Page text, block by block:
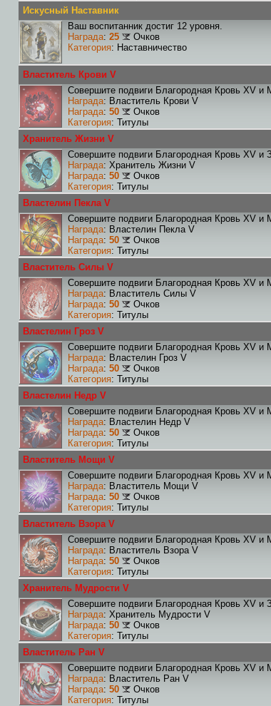
Искусный Наставник
Ваш воспитанник достиг 12 уровня.
Награда: 25
Очков
Категория: Наставничество
Властитель Крови V
Совершите подвиги Благородная Кровь XV и
Награда: Властитель Крови V
Награда: 50
Очков
Категория: Титулы
Хранитель Жизни V
Совершите подвиги Благородная Кровь XV и
Награда: Хранитель Жизни V
Награда: 50
Очков
Категория: Титулы
Властелин Пекла V
Совершите подвиги Благородная Кровь XV и
Награда: Властелин Пекла V
Награда: 50
Очков
Категория: Титулы
Властитель Силы V
Совершите подвиги Благородная Кровь XV и
Награда: Властитель Силы V
Награда: 50
Очков
Категория: Титулы
Властелин Гроз V
Совершите подвиги Благородная Кровь XV и
Награда: Властелин Гроз V
Награда: 50
Очков
Категория: Титулы
Властелин Недр V
Совершите подвиги Благородная Кровь XV и
Награда: Властелин Недр V
Награда: 50
Очков
Категория: Титулы
Властитель Мощи V
Совершите подвиги Благородная Кровь XV и
Награда: Властитель Мощи V
Награда: 50
Очков
Категория: Титулы
Властитель Взора V
Совершите подвиги Благородная Кровь XV и
Награда: Властитель Взора V
Награда: 50
Очков
Категория: Титулы
Хранитель Мудрости V
Совершите подвиги Благородная Кровь XV и
Награда: Хранитель Мудрости V
Награда: 50
Очков
Категория: Титулы
Властитель Ран V
Совершите подвиги Благородная Кровь XV и
Награда: Властитель Ран V
Награда: 50
Очков
Категория: Титулы